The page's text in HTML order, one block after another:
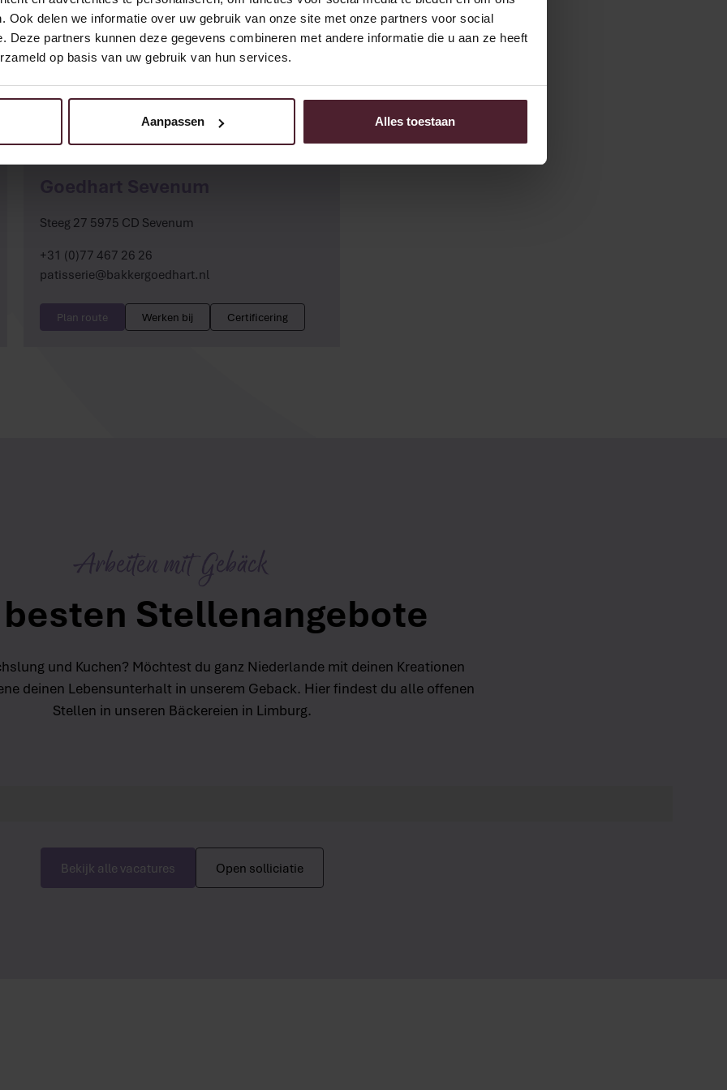
Ook delen we informatie over uw gebruik van onze site met onze partners voor social
Deze partners kunnen deze gegevens combineren met andere informatie die u aan ze heeft
op basis van uw gebruik van hun services.
Aanpassen Alles toestaan
den köstlichsten Backwaren. Ob luxuriöses
süßer Snack – wir garantieren höchste
Meer
Steeg 27 5975 CD Sevenum
+31 (0)77 467 26 26
patisserie@bakkergoedhart.nl
Plan route Werken bij Certificering
Arbeiten mit Gebäck
Stellenangebote
und Kuchen? Möchtest du ganz Niederlande mit deinen Kreationen
deinen Lebensunterhalt in unserem Geback. Hier findest du alle offenen
Stellen in unseren Bäckereien in Limburg.
Bekijk alle vacatures Open solliciatie